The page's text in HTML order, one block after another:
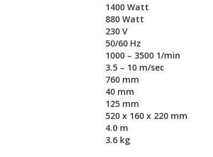
1400 Watt
880 Watt
230 V
50/60 Hz
1000 – 3500 1/min
3.5 – 10 m/sec
760 mm
40 mm
125 mm
520 x 160 x 220 mm
4.0 m
3.6 kg